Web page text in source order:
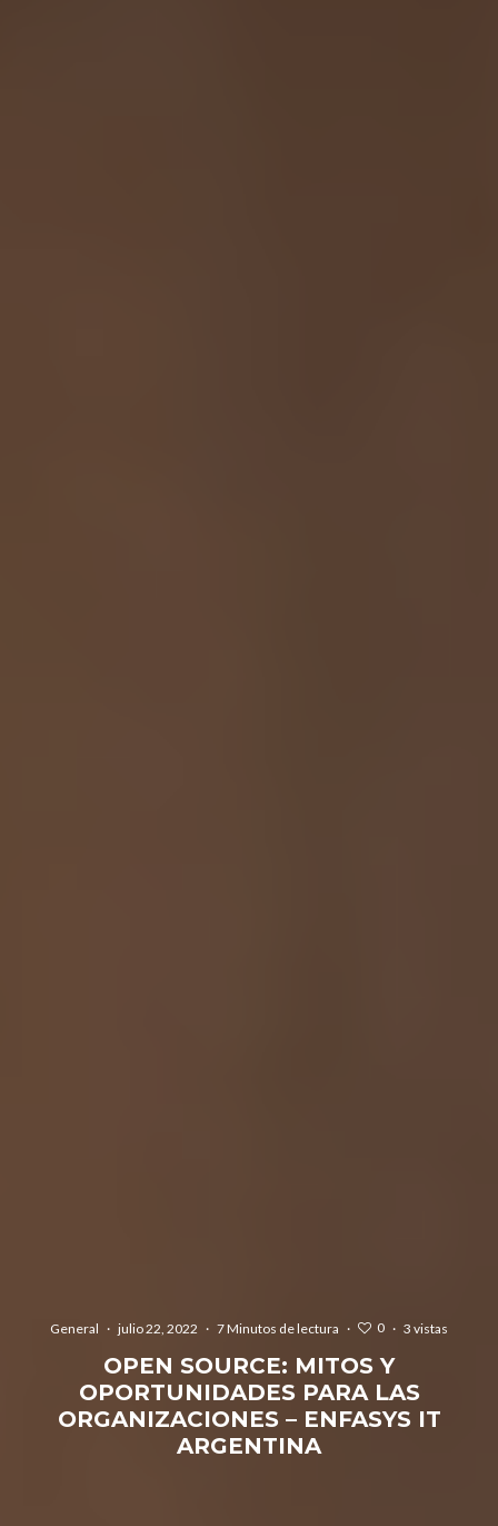
General · julio 22, 2022 · 7 Minutos de lectura · 0 · 3 vistas
OPEN SOURCE: MITOS Y
OPORTUNIDADES PARA LAS
ORGANIZACIONES – ENFASYS IT
ARGENTINA